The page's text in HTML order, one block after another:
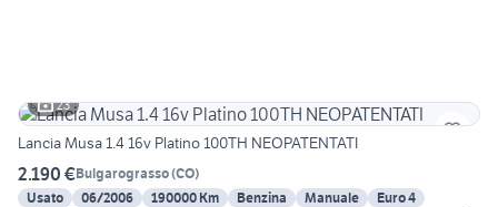
23
Lancia Musa 1.4 16v Platino 100TH NEOPATENTATI
2.190 €Bulgarograsso(CO)
Usato
06/2006 190000 Km Benzina Manuale
Euro 4